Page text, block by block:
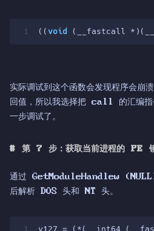
1 (( void (__fastcall
实际调试到这个函数会发现程序会崩
回值，所以我选择把 call 的汇编
一步调试了。
# 第 7 步：获取当前进程的 PE
通过 GetModuleHandlew (NULL)
后解析 DOS 头和 NT 头。
1 v127 = (*(__int64